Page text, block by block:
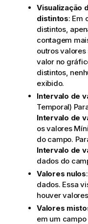
Visualização
distintos: Em
distintos,
contagem
outros
valor no
distintos,
exibido.
Intervalo de
Temporal)
Intervalo de
os valores
do campo.
Intervalo de
dados do
Valores nulos
dados. Essa
houver
Valores
em um